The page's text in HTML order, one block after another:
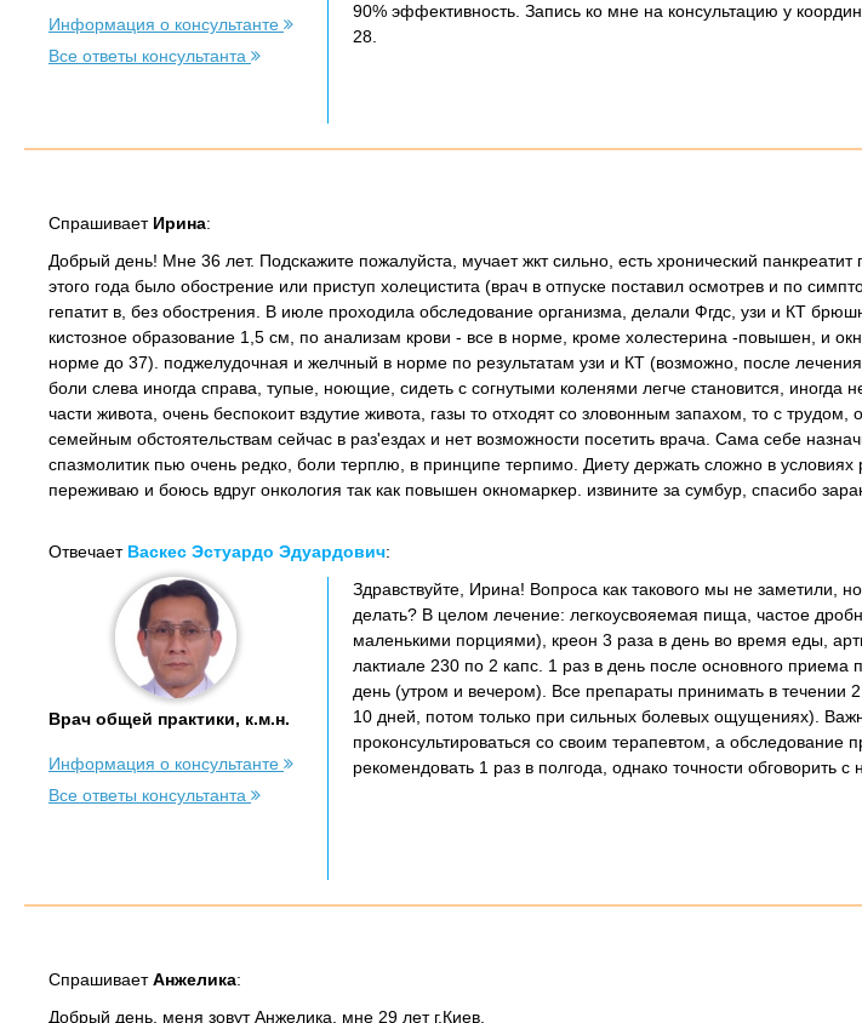
Информация о консультанте
Все ответы консультанта
90% эффективность. Запись ко мне на консультацию у
28.
Спрашивает Ирина:
Добрый день! Мне 36 лет. Подскажите пожалуйста, мучает жкт сильно, есть хронический
этого года было обострение или приступ холецистита (врач в отпуске поставил осмотрев и по
гепатит в, без обострения. В июле проходила обследование организма, делали Фгдс, узи и КТ
кистозное образование 1,5 см, по анализам крови - все в норме, кроме холестерина -повышен, и
норме до 37). поджелудочная и желчный в норме по результатам узи и КТ (возможно, после
боли слева иногда справа, тупые, ноющие, сидеть с согнутыми коленями легче становится, иногда
части живота, очень беспокоит вздутие живота, газы то отходят со зловонным запахом, то с
семейным обстоятельствам сейчас в раз'ездах и нет возможности посетить врача. Сама себе
спазмолитик пью очень редко, боли терплю, в принципе терпимо. Диету держать сложно в
переживаю и боюсь вдруг онкология так как повышен окномаркер. извините за сумбур, спасибо
Отвечает Васкес Эстуардо Эдуардович:
Врач общей практики, к.м.н.
Информация о консультанте
Все ответы консультанта
Здравствуйте, Ирина! Вопроса как такового мы не заметили,
делать? В целом лечение: легкоусвояемая пища, частое
маленькими порциями), креон 3 раза в день во время еды,
лактиале 230 по 2 капс. 1 раз в день после основного приема
день (утром и вечером). Все препараты принимать в течении
10 дней, потом только при сильных болевых ощущениях).
проконсультироваться со своим терапевтом, а обследование
рекомендовать 1 раз в полгода, однако точности обговорить с
СпрашиваетАнжелика:
Добрый день, меня зовут Анжелика, мне 29 лет г.Киев.